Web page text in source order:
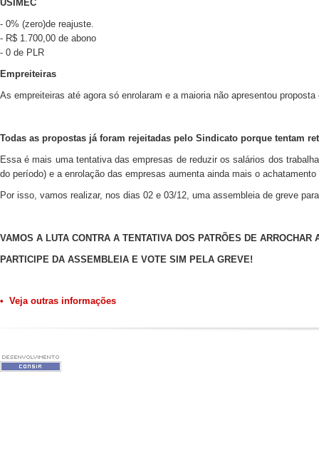
USIMEC
- 0% (zero)de reajuste.
- R$ 1.700,00 de abono
- 0 de PLR
Empreiteiras
As empreiteiras até agora só enrolaram e a maioria não apresentou
Todas as propostas já foram rejeitadas pelo Sindicato porque tentam
Essa é mais uma tentativa das empresas de reduzir os salários dos
do período) e a enrolação das empresas aumenta ainda mais o
Por isso, vamos realizar, nos dias 02 e 03/12, uma assembleia de greve
VAMOS A LUTA CONTRA A TENTATIVA DOS PATRÕES DE
PARTICIPE DA ASSEMBLEIA E VOTE SIM PELA GREVE!
• Veja outras informações